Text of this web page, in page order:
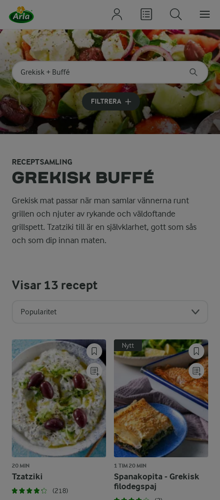
Sök på kategori eller ingrediens
Skriv in sökord för att få förslag
FILTRERA
RECEPTSAMLING
GREKISK BUFFÉ
Grekisk mat passar när man samlar vännerna runt
grillen och njuter av rykande och väldoftande
grillspett. Tzatziki till är en självklarhet, gott som sås
och som dip innan maten.
Visar13 recept
Popularitet
20 MIN
Tzatziki
(218)
Nytt
1 TIM 20 MIN
Spanakopita - Grekisk
filodegspaj